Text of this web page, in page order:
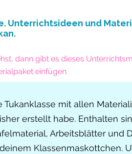
Unterrichtsideen und
dann gibt es dieses
einfügen.
Tukanklasse mit allen
erstellt habe. Enthalten
Arbeitsblätter und
Klassenmaskottchen.